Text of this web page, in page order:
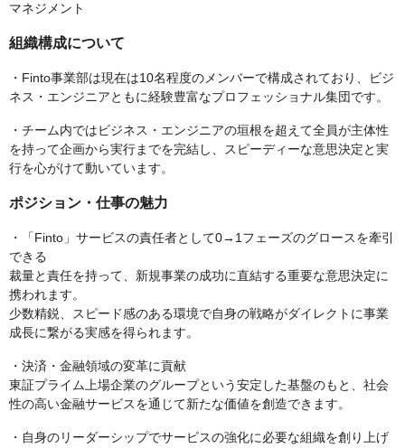
マネジメント
組織構成について
・Finto事業部は現在は10名程度のメンバーで構成されており、ビジ
ネス・エンジニアともに経験豊富なプロフェッショナル集団です。
・チーム内ではビジネス・エンジニアの垣根を超えて全員が主体性
を持って企画から実行までを完結し、スピーディーな意思決定と実
行を心がけて動いています。
ポジション・仕事の魅力
・「Finto」サービスの責任者として0→1フェーズのグロースを牽引
できる
裁量と責任を持って、新規事業の成功に直結する重要な意思決定に
携われます。
少数精鋭、スピード感のある環境で自身の戦略がダイレクトに事業
成長に繋がる実感を得られます。
・決済・金融領域の変革に貢献
東証プライム上場企業のグループという安定した基盤のもと、社会
性の高い金融サービスを通じて新たな価値を創造できます。
・自身のリーダーシップでサービスの強化に必要な組織を創り上げ